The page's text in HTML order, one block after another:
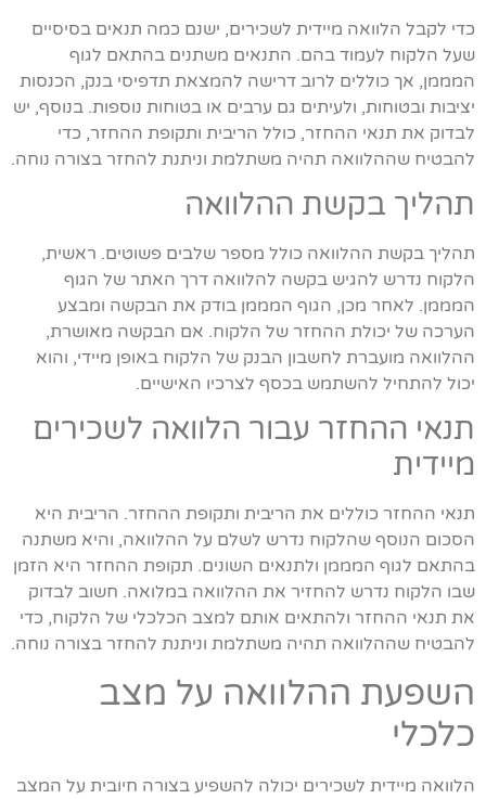
כדי לקבל הלוואה מיידית לשכירים, ישנם כמה תנאים בסיסיים
שעל הלקוח לעמוד בהם. התנאים משתנים בהתאם לגוף
המממן, אך כוללים לרוב דרישה להמצאת תדפיסי בנק, הכנסות
יציבות ובטוחות, ולעיתים גם ערבים או בטוחות נוספות. בנוסף, יש
לבדוק את תנאי ההחזר, כולל הריבית ותקופת ההחזר, כדי
להבטיח שההלוואה תהיה משתלמת וניתנת להחזר בצורה נוחה.
תהליך בקשת ההלוואה
תהליך בקשת ההלוואה כולל מספר שלבים פשוטים. ראשית,
הלקוח נדרש להגיש בקשה להלוואה דרך האתר של הגוף
המממן. לאחר מכן, הגוף המממן בודק את הבקשה ומבצע
הערכה של יכולת ההחזר של הלקוח. אם הבקשה מאושרת,
ההלוואה מועברת לחשבון הבנק של הלקוח באופן מיידי, והוא
יכול להתחיל להשתמש בכסף לצרכיו האישיים.
תנאי ההחזר עבור הלוואה לשכירים
מיידית
תנאי ההחזר כוללים את הריבית ותקופת ההחזר. הריבית היא
הסכום הנוסף שהלקוח נדרש לשלם על ההלוואה, והיא משתנה
בהתאם לגוף המממן ולתנאים השונים. תקופת ההחזר היא הזמן
שבו הלקוח נדרש להחזיר את ההלוואה במלואה. חשוב לבדוק
את תנאי ההחזר ולהתאים אותם למצב הכלכלי של הלקוח, כדי
להבטיח שההלוואה תהיה משתלמת וניתנת להחזר בצורה נוחה.
השפעת ההלוואה על מצב
כלכלי
הלוואה מיידית לשכירים יכולה להשפיע בצורה חיובית על המצב